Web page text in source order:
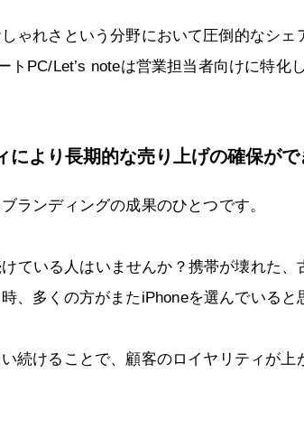
ゃれさという分野において圧倒的なシェ
トPC/Let’s noteは営業担当者向けに特化
により長期的な売り上げの確保がで
ランディングの成果のひとつです。
ている人はいませんか？携帯が壊れた、
、多くの方がまたiPhoneを選んでいると
続けることで、顧客のロイヤリティが上